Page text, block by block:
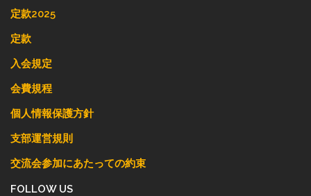
定款2025
定款
入会規定
会費規程
個人情報保護方針
支部運営規則
交流会参加にあたっての約束
FOLLOW US